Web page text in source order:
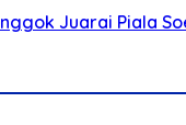
Juarai Piala